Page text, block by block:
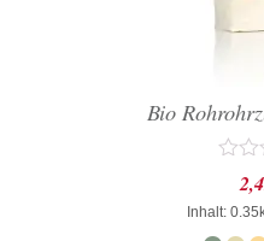
Bio
mit
0
von
Inhalt: